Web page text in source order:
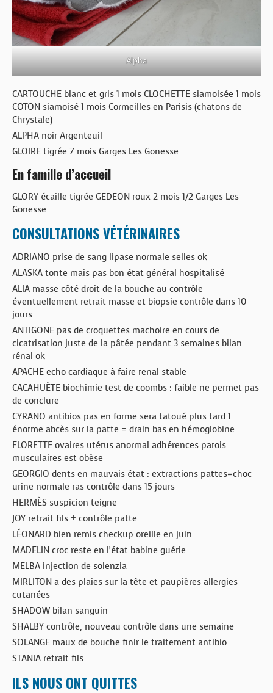
Alpha
CARTOUCHE blanc et gris 1 mois CLOCHETTE siamoisée 1 mois
COTON siamoisé 1 mois Cormeilles en Parisis (chatons de
Chrystale)
ALPHA noir Argenteuil
GLOIRE tigrée 7 mois Garges Les Gonesse
En famille d’accueil
GLORY écaille tigrée GEDEON roux 2 mois 1/2 Garges Les
Gonesse
CONSULTATIONS VÉTÉRINAIRES
ADRIANO prise de sang lipase normale selles ok
ALASKA tonte mais pas bon état général hospitalisé
ALIA masse côté droit de la bouche au contrôle
éventuellement retrait masse et biopsie contrôle dans 10
jours
ANTIGONE pas de croquettes machoire en cours de
cicatrisation juste de la pâtée pendant 3 semaines bilan
rénal ok
APACHE echo cardiaque à faire renal stable
CACAHUÈTE biochimie test de coombs : faible ne permet pas
de conclure
CYRANO antibios pas en forme sera tatoué plus tard 1
énorme abcès sur la patte = drain bas en hémoglobine
FLORETTE ovaires utérus anormal adhérences parois
musculaires est obèse
GEORGIO dents en mauvais état : extractions pattes=choc
urine normale ras contrôle dans 15 jours
HERMÈS suspicion teigne
JOY retrait fils + contrôle patte
LÉONARD bien remis checkup oreille en juin
MADELIN croc reste en l’état babine guérie
MELBA injection de solenzia
MIRLITON a des plaies sur la tête et paupières allergies
cutanées
SHADOW bilan sanguin
SHALBY contrôle, nouveau contrôle dans une semaine
SOLANGE maux de bouche finir le traitement antibio
STANIA retrait fils
ILS NOUS ONT QUITTES